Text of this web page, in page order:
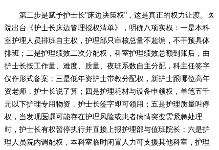
第二步是赋予护士长"床边决策权"，这是真正的权力让渡。医
院出台《护士长床边管理授权清单》，明确八项实权：一是本科
室护理人员排班自主权，护理部只审核总量不超编，不干预具体
排班；二是护理绩效二次分配权，科室护理绩效总额到账后，由
护士长按工作量、难度、质量、夜班系数自主分配，科主任签字
仅作形式备案；三是低年资护士带教分配权，新护士跟哪位高年
资老师，护士长说了算；四是护理耗材与设备申领权，单笔五千
元以下护理专用物资，护士长签字即可领用；五是护理质量叫停
权，当发现医嘱可能存在护理风险或患者病情突变需紧急处理
时，护士长有权暂停执行并直接上报护理部与值班院长；六是护
理人员院内调配权，本科室临时闲置人力可支援其他科室，护理